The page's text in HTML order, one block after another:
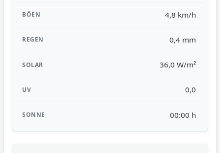
4,8 km/h
0,4 mm
36,0 W/m²
0,0
00:00 h